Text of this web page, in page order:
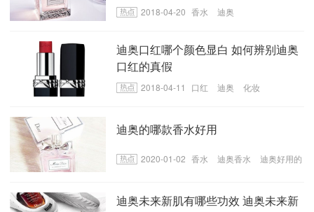
2018-04-20 香水 迪奥
迪奥口红哪个颜色显白 如何辨别迪奥
口红的真假
2018-04-11 口红 迪奥 化妆
迪奥的哪款香水好用
2020-01-02 香水 迪奥香水
迪奥好用的
迪奥未来新肌有哪些功效 迪奥未来新